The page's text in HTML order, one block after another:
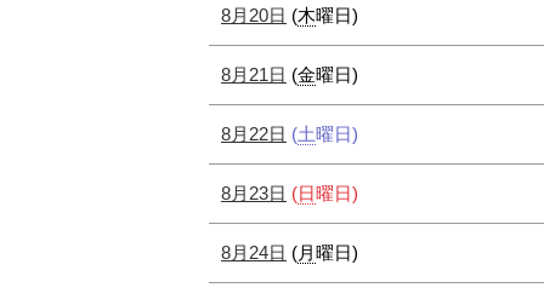
8月20日 (木曜日)
8月21日 (金曜日)
8月22日 (土曜日)
8月23日 (日曜日)
8月24日 (月曜日)